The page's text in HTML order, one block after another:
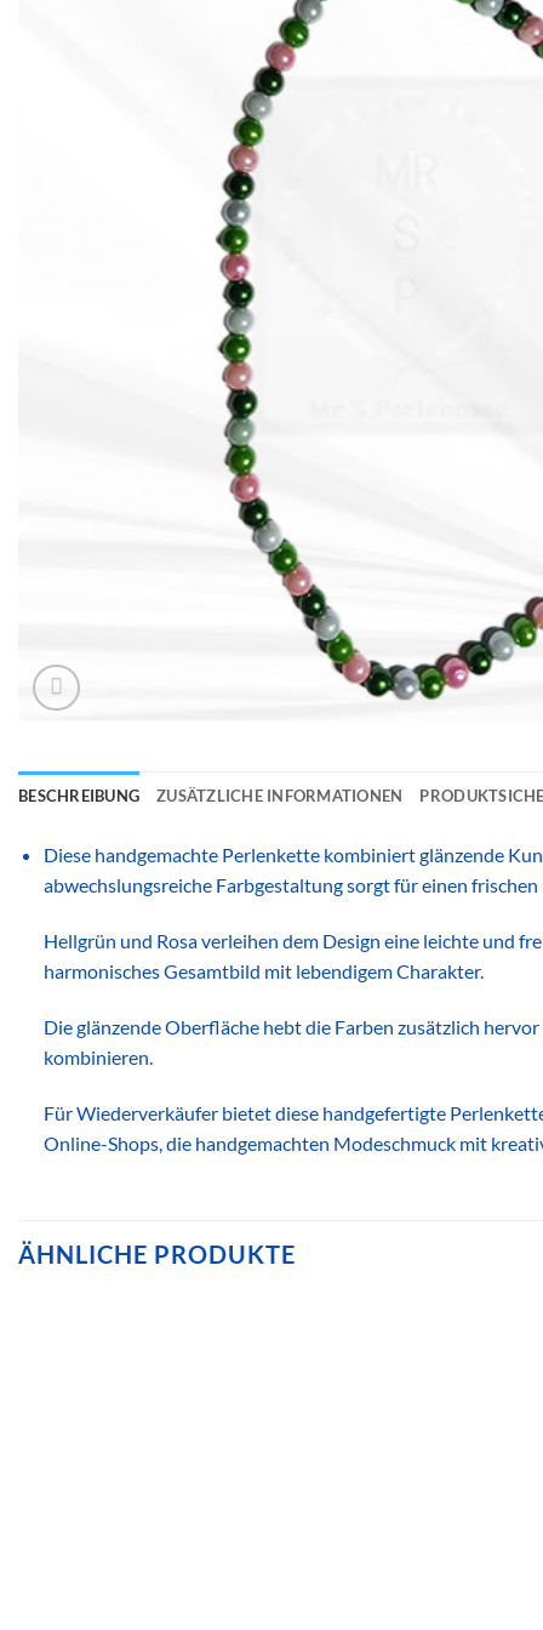
BESCHREIBUNG ZUSÄTZLICHE INFORMATIONEN
Diese handgemachte Perlenkette kombiniert glänzende
abwechslungsreiche Farbgestaltung sorgt für einen
Hellgrün und Rosa verleihen dem Design eine leichte und
harmonisches Gesamtbild mit lebendigem Charakter.
Die glänzende Oberfläche hebt die Farben zusätzlich
kombinieren.
Für Wiederverkäufer bietet diese handgefertigte
Online-Shops, die handgemachten Modeschmuck mit
ÄHNLICHE PRODUKTE